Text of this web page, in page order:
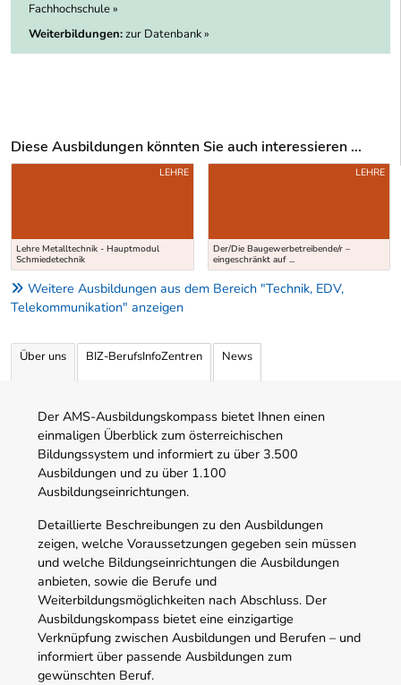
Fachhochschule »
Weiterbildungen:zur Datenbank »
Diese Ausbildungen könnten Sie auch interessieren ...
Uber weitere Ausbildungsvorschläge
Lehre Metalltechnik - Hauptmodul
Schmiedetechnik
LEHRE
Der/Die Baugewerbetreibende/r –
eingeschränkt auf ...
LEHRE
Weitere Ausbildungen aus dem Bereich "Technik, EDV,
Telekommunikation" anzeigen
Über uns BIZ-BerufsInfoZentren News
Der AMS-Ausbildungskompass bietet Ihnen einen
einmaligen Überblick zum österreichischen
Bildungssystem und informiert zu über 3.500
Ausbildungen und zu über 1.100
Ausbildungseinrichtungen.
Detaillierte Beschreibungen zu den Ausbildungen
zeigen, welche Voraussetzungen gegeben sein müssen
und welche Bildungseinrichtungen die Ausbildungen
anbieten, sowie die Berufe und
Weiterbildungsmöglichkeiten nach Abschluss. Der
Ausbildungskompass bietet eine einzigartige
Verknüpfung zwischen Ausbildungen und Berufen – und
informiert über passende Ausbildungen zum
gewünschten Beruf.